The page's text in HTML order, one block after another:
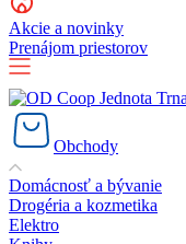
Akcie a novinky
Prenájom priestorov
Obchody
Domácnosť a bývanie
Drogéria a kozmetika
Elektro